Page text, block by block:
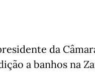
da
a banhos na